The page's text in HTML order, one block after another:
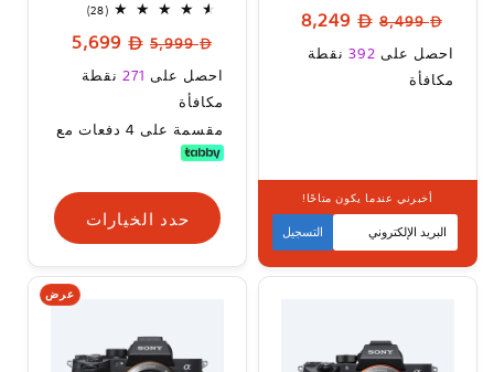
المراجعات
السعر
العادي
8,499
سعر
البيع
سعر
البيع
احصل على 392 نقطة
مكافأة
حدد الخيارات
أخبرني عندما يكون متاحًا!
التسجيل
(28)
28
المراجعات
السعر
العادي
5,999
سعر
البيع
سعر
البيع
احصل على 271 نقطة
مكافأة
مقسمة على 4 دفعات مع
حدد الخيارات
عرض